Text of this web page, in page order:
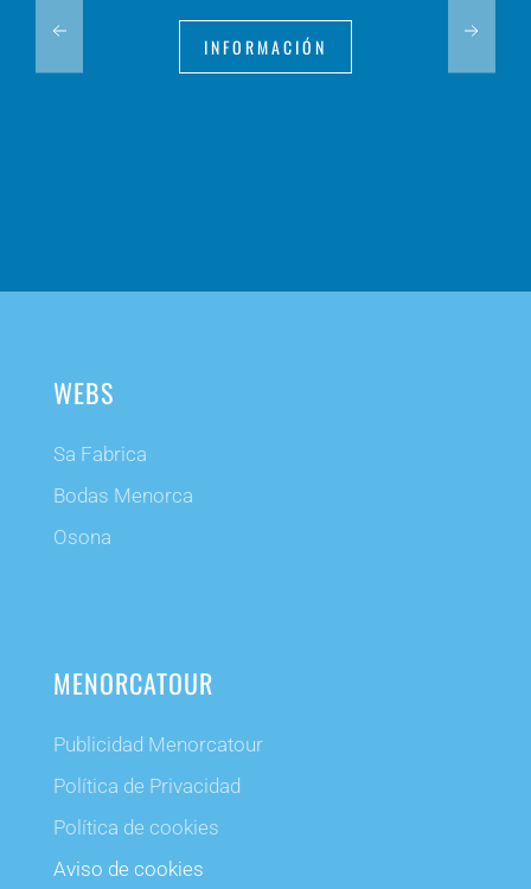
INFORMACIÓN
WEBS
Sa Fabrica
Bodas Menorca
Osona
MENORCATOUR
Publicidad Menorcatour
Política de Privacidad
Política de cookies
Aviso de cookies